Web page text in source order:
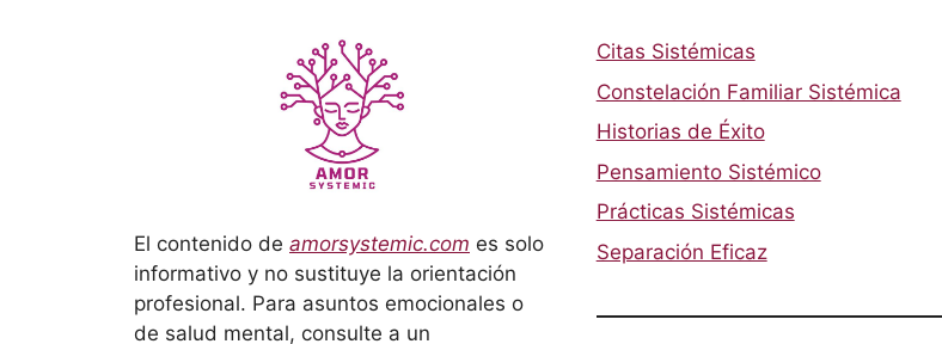
El contenido de amorsystemic.com es solo
informativo y no sustituye la orientación
profesional. Para asuntos emocionales o
de salud mental, consulte a un
Citas Sistémicas
Constelación Familiar Sistémica
Historias de Éxito
Pensamiento Sistémico
Prácticas Sistémicas
Separación Eficaz